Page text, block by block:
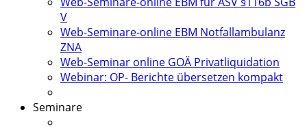
V
Web-Seminare-online EBM Notfallambulanz
ZNA
Web-Seminar online GOÄ Privatliquidation
Webinar: OP- Berichte übersetzen kompakt
Seminare